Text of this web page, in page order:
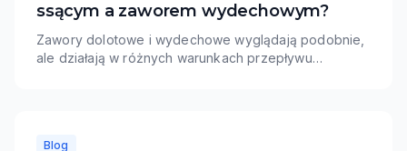
ssącym a zaworem wydechowym?
Zawory dolotowe i wydechowe wyglądają podobnie,
ale działają w różnych warunkach przepływu
Blog